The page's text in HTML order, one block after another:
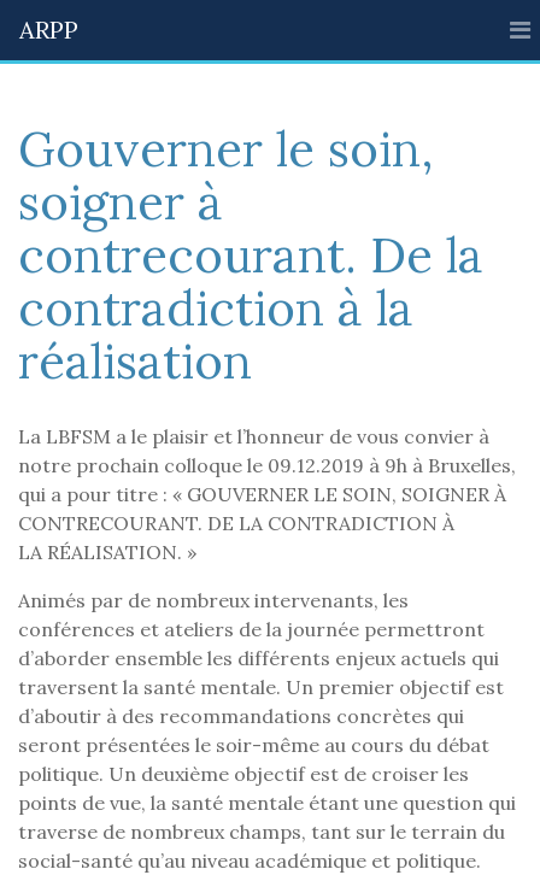
ARPP
Gouverner le soin,
soigner à
contrecourant. De la
contradiction à la
réalisation
La LBFSM a le plaisir et l’honneur de vous convier à
notre prochain colloque le 09.12.2019 à 9h à Bruxelles,
qui a pour titre : « GOUVERNER LE SOIN, SOIGNER À
CONTRECOURANT. DE LA CONTRADICTION À
LA RÉALISATION. »
Animés par de nombreux intervenants, les
conférences et ateliers de la journée permettront
d’aborder ensemble les différents enjeux actuels qui
traversent la santé mentale. Un premier objectif est
d’aboutir à des recommandations concrètes qui
seront présentées le soir-même au cours du débat
politique. Un deuxième objectif est de croiser les
points de vue, la santé mentale étant une question qui
traverse de nombreux champs, tant sur le terrain du
social-santé qu’au niveau académique et politique.